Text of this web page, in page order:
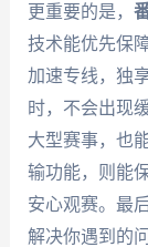
更重要的是，
技术能优先保
加速专线，独
时，不会出现
大型赛事，也
输功能，则能
安心观赛。最
解决你遇到的